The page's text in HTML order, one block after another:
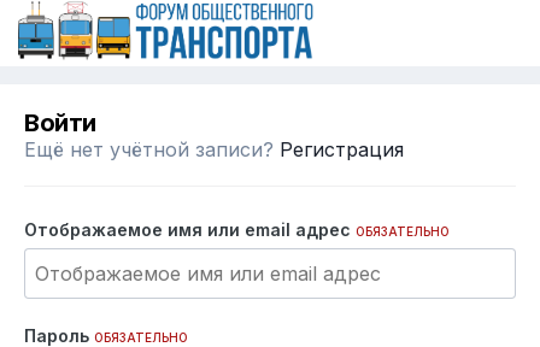
Войти
Ещё нет учётной записи? Регистрация
Отображаемое имя или email адрес ОБЯЗАТЕЛЬНО
Пароль ОБЯЗАТЕЛЬНО